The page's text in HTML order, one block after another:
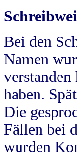
Bei den
Namen
verstanden
haben.
Die
Fällen bei
wurden